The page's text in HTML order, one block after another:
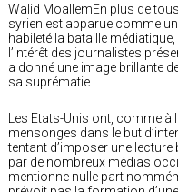
Walid MoallemEn plus de
syrien est apparue comme
habileté la bataille
l’intérêt des journalistes
a donné une image brillante
sa suprématie.
Les Etats-Unis ont, comme
mensonges dans le but
tentant d’imposer une lecture
par de nombreux médias
mentionne nulle part